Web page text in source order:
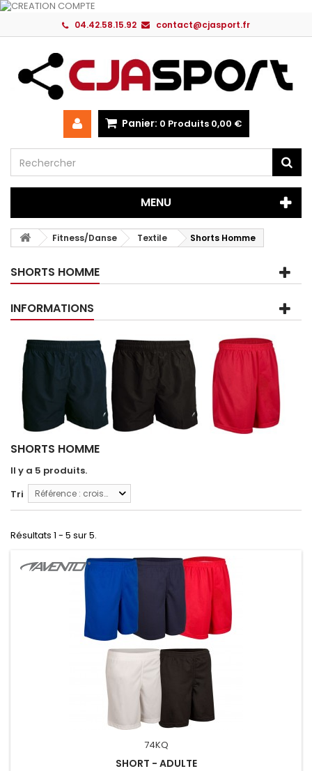
04.42.58.15.92 contact@cjasport.fr
Panier: 0 Produits 0,00 €
MENU
Fitness/Danse Textile Shorts Homme
SHORTS HOMME
INFORMATIONS
SHORTS HOMME
Il y a 5 produits.
Tri
Référence : croissante
Résultats 1 - 5 sur 5.
74KQ
SHORT - ADULTE